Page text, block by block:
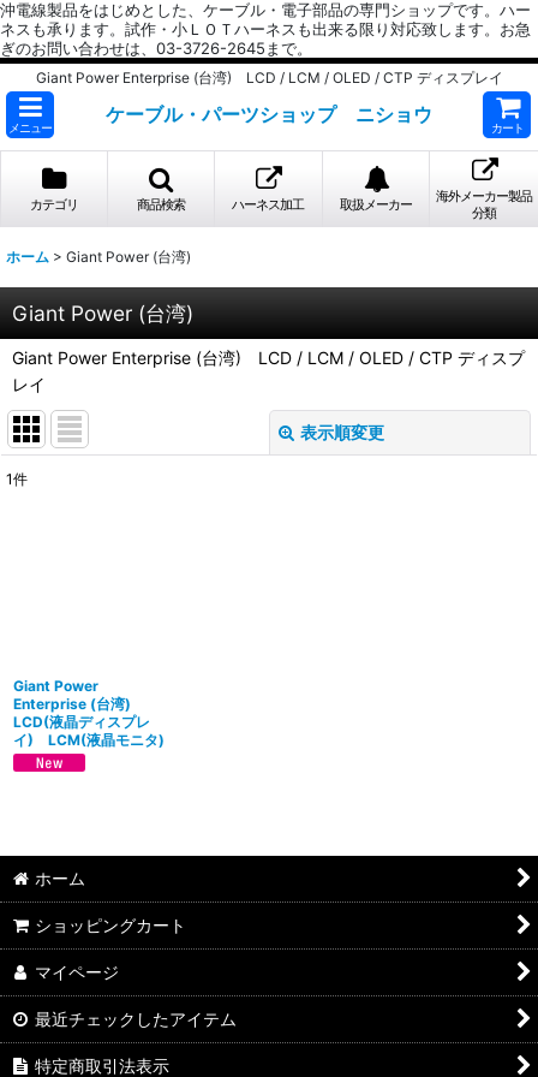
沖電線製品をはじめとした、ケーブル・電子部品の専門ショップです。ハー
ネスも承ります。試作・小ＬＯＴハーネスも出来る限り対応致します。お急
ぎのお問い合わせは、03-3726-2645まで。
Giant Power Enterprise (台湾) LCD / LCM / OLED / CTP ディスプレイ
メニュー
ケーブル・パーツショップ ニショウ
カート
カテゴリ 商品検索 ハーネス加工 取扱メーカー
海外メーカー製品
分類
ホーム > Giant Power (台湾)
Giant Power (台湾)
Giant Power Enterprise (台湾) LCD / LCM / OLED / CTP ディスプ
レイ
表示順変更
1件
Giant Power
Enterprise (台湾)
LCD(液晶ディスプレ
イ) LCM(液晶モニタ)
ホーム
ショッピングカート
マイページ
最近チェックしたアイテム
特定商取引法表示